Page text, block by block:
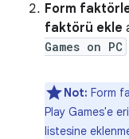
Form
faktörü ekle
Games on PC
Not: Form
Play Games'e
listesine